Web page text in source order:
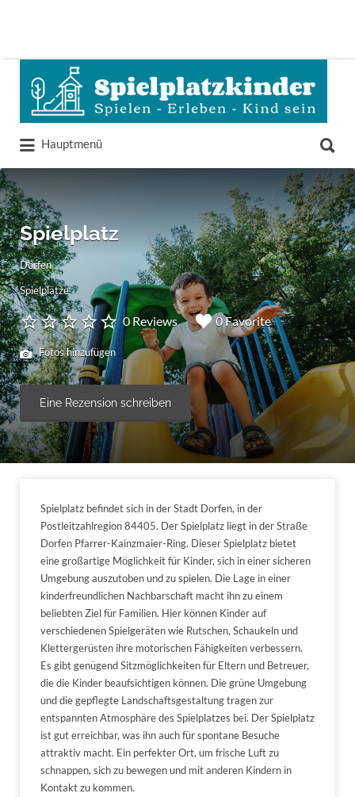
Suchen
nach:
Hauptmenü
nach:
Spielplatz
Dorfen
Spielplätze
0 Reviews 0 Favorite
Fotos hinzufügen
Eine Rezension schreiben
Spielplatz befindet sich in der Stadt Dorfen, in der
Postleitzahlregion 84405. Der Spielplatz liegt in der Straße
Dorfen Pfarrer-Kainzmaier-Ring. Dieser Spielplatz bietet
eine großartige Möglichkeit für Kinder, sich in einer sicheren
Umgebung auszutoben und zu spielen. Die Lage in einer
kinderfreundlichen Nachbarschaft macht ihn zu einem
beliebten Ziel für Familien. Hier können Kinder auf
verschiedenen Spielgeräten wie Rutschen, Schaukeln und
Klettergerüsten ihre motorischen Fähigkeiten verbessern.
Es gibt genügend Sitzmöglichkeiten für Eltern und Betreuer,
die die Kinder beaufsichtigen können. Die grüne Umgebung
und die gepflegte Landschaftsgestaltung tragen zur
entspannten Atmosphäre des Spielplatzes bei. Der Spielplatz
ist gut erreichbar, was ihn auch für spontane Besuche
attraktiv macht. Ein perfekter Ort, um frische Luft zu
schnappen, sich zu bewegen und mit anderen Kindern in
Kontakt zu kommen.